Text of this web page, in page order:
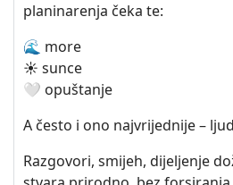
planinarenja čeka te:
🌊 more
☀️ sunce
🤍 opuštanje
A često i ono najvrijednije –
Razgovori, smijeh, dijeljenje